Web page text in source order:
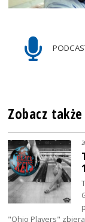
Zobacz także
"Ohio Players"